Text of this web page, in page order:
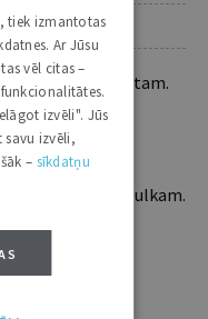
ABONENTIEM
žurnāla abonentam.
autorizēties:
lasītāju pulkam.
tiek izmantotas
Ar Jūsu
vēl citas –
izvēli". Jūs
izvēli,
– sīkdatņu